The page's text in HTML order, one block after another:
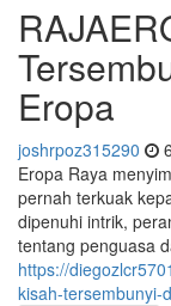
Eropa
joshrpoz315290
Eropa Raya
pernah terkuak
dipenuhi intrik,
tentang penguasa
https://
kisah-tersembunyi-